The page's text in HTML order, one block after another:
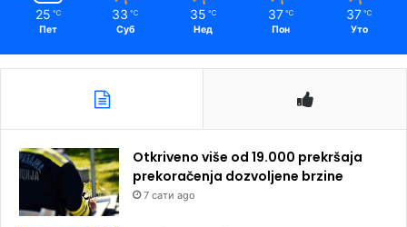
25 ℃
Пет
33 ℃
Суб
35 ℃
Нед
37 ℃
Пон
37 ℃
Уто
Otkriveno više od 19.000 prekršaja
prekoračenja dozvoljene brzine
7 сати ago